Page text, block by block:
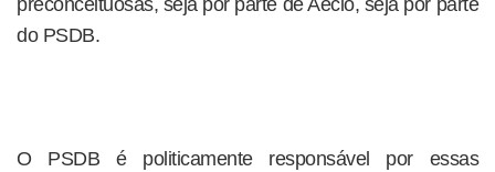
preconceituosas, seja por parte de Aécio, seja por parte
do PSDB.
O PSDB é politicamente responsável por essas